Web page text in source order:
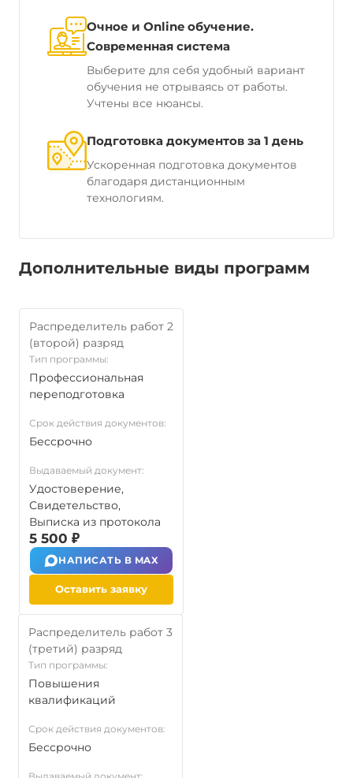
Очное и Online обучение.
Современная система
Выберите для себя удобный вариант
обучения не отрываясь от работы.
Учтены все нюансы.
Подготовка документов за 1 день
Ускоренная подготовка документов
благодаря дистанционным
технологиям.
Дополнительные виды программ
Распределитель работ 2
(второй) разряд
Тип программы:
Профессиональная
переподготовка
Срок действия документов:
Бессрочно
Выдаваемый документ:
Удостоверение,
Свидетельство,
Выписка из протокола
5 500 ₽
НАПИСАТЬ В MAX
Оставить заявку
Распределитель работ 3
(третий) разряд
Тип программы:
Повышения
квалификаций
Срок действия документов:
Бессрочно